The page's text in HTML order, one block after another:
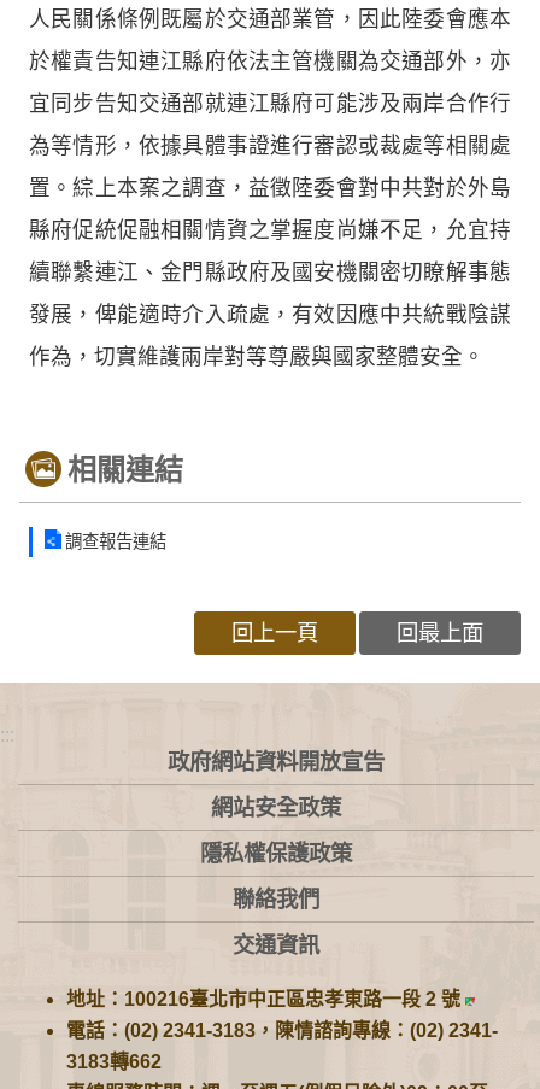
人民關係條例既屬於交通部業管，因此陸委會應本
於權責告知連江縣府依法主管機關為交通部外，亦
宜同步告知交通部就連江縣府可能涉及兩岸合作行
為等情形，依據具體事證進行審認或裁處等相關處
置。綜上本案之調查，益徵陸委會對中共對於外島
縣府促統促融相關情資之掌握度尚嫌不足，允宜持
續聯繫連江、金門縣政府及國安機關密切瞭解事態
發展，俾能適時介入疏處，有效因應中共統戰陰謀
作為，切實維護兩岸對等尊嚴與國家整體安全。
相關連結
調查報告連結
回上一頁 回最上面
:::
政府網站資料開放宣告
網站安全政策
隱私權保護政策
聯絡我們
交通資訊
地址：100216臺北市中正區忠孝東路一段 2 號
電話：(02) 2341-3183，陳情諮詢專線：(02) 2341-
3183轉662